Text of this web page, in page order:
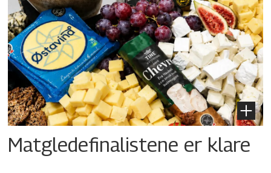
Matgledefinalistene er klare